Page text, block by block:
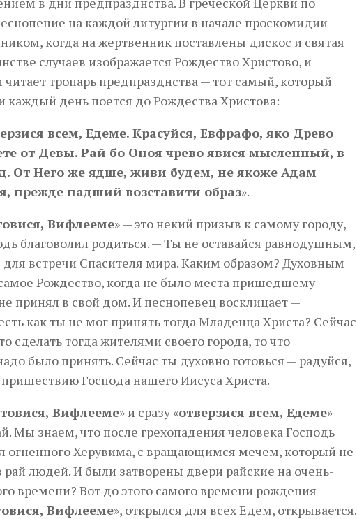
на каждой литургии в начале проскомидии
когда на жертвенник поставлены дискос и святая
случаев изображается Рождество Христово, и
тропарь предпразднства — тот самый, который
каждый день поется до Рождества Христова:
всем, Едеме. Красуйся, Евфрафо, яко Древо
от Девы. Рай бо Оноя чрево явися мысленный, в
От Него же ядше, живи будем, не якоже Адам
прежде падший возставити образ».
Вифлееме» — это некий призыв к самому городу,
благоволил родиться. — Ты не оставайся равнодушным,
встречи Спасителя мира. Каким образом? Духовным
Рождество, когда не было места пришедшему
принял в свой дом. И песнопевец восклицает —
как ты не мог принять тогда Младенца Христа? Сейчас
сделать тогда жителями своего города, то что
было принять. Сейчас ты духовно готовься — радуйся,
пришествию Господа нашего Иисуса Христа.
Вифлееме» и сразу «отверзися всем, Едеме» —
Мы знаем, что после грехопадения человека Господь
огненного Херувима, с вращающимся мечем, который не
рай людей. И были затворены двери райские на очень-
времени? Вот до этого самого времени рождения
Вифлееме», открылся для всех Едем, открывается.